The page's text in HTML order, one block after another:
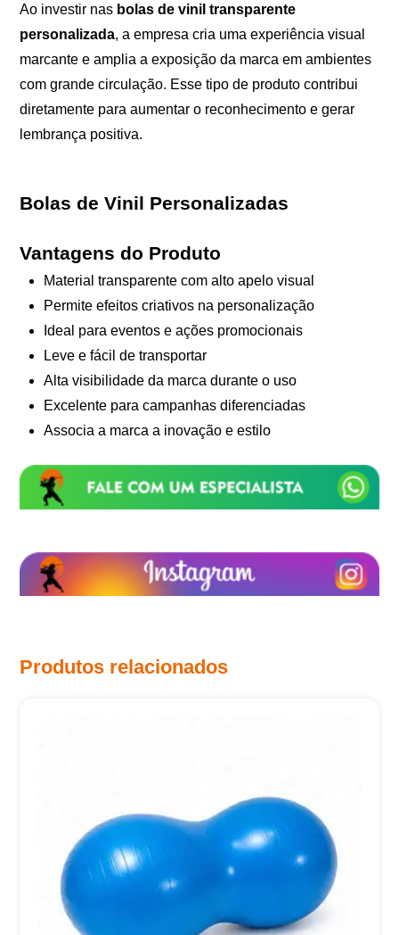
Ao investir nas bolas de vinil transparente
personalizada, a empresa cria uma experiência visual
marcante e amplia a exposição da marca em ambientes
com grande circulação. Esse tipo de produto contribui
diretamente para aumentar o reconhecimento e gerar
lembrança positiva.
Bolas de Vinil Personalizadas
Vantagens do Produto
Material transparente com alto apelo visual
Permite efeitos criativos na personalização
Ideal para eventos e ações promocionais
Leve e fácil de transportar
Alta visibilidade da marca durante o uso
Excelente para campanhas diferenciadas
Associa a marca a inovação e estilo
Produtos relacionados